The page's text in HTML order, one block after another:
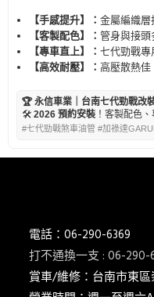
【手感提升】： 金屬編織層
【客製配色】： 管身與接頭
【專車直上】： 七代勁戰專
【高效耐壓】： 高壓散熱佳
🏆 永信車業｜台南七代勁戰改
🛠️ 2026 預約安裝 ！客製配色
#七代勁戰煞車油管 #加祿達
電話：06-290-6369
打不通換一支 : 06-290-
賞車/維修：台南市東區